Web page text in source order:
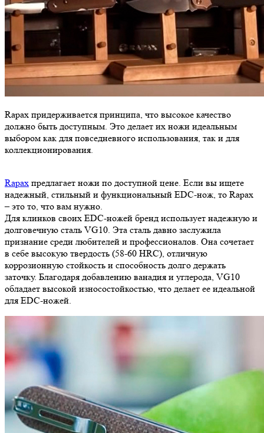
Rapax придерживается принципа, что высокое качество
должно быть доступным. Это делает их ножи идеальным
выбором как для повседневного использования, так и для
коллекционирования.
Rapax предлагает ножи по доступной цене. Если вы ищете
надежный, стильный и функциональный EDC-нож, то Rapax
– это то, что вам нужно.
Для клинков своих EDC-ножей бренд использует надежную и
долговечную сталь VG10. Эта сталь давно заслужила
признание среди любителей и профессионалов. Она сочетает
в себе высокую твердость (58-60 HRC), отличную
коррозионную стойкость и способность долго держать
заточку. Благодаря добавлению ванадия и углерода, VG10
обладает высокой износостойкостью, что делает ее идеальной
для EDC-ножей.